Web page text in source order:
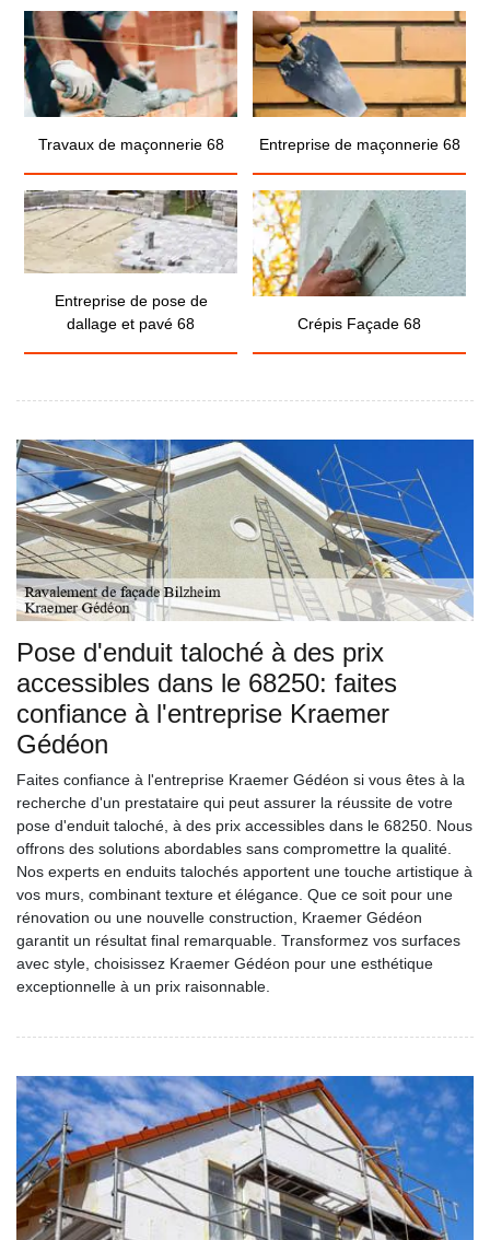
Travaux de maçonnerie 68 Entreprise de maçonnerie 68
Entreprise de pose de
dallage et pavé 68
Crépis Façade 68
Pose d'enduit taloché à des prix
accessibles dans le 68250: faites
confiance à l'entreprise Kraemer
Gédéon
Faites confiance à l'entreprise Kraemer Gédéon si vous êtes à la
recherche d'un prestataire qui peut assurer la réussite de votre
pose d'enduit taloché, à des prix accessibles dans le 68250. Nous
offrons des solutions abordables sans compromettre la qualité.
Nos experts en enduits talochés apportent une touche artistique à
vos murs, combinant texture et élégance. Que ce soit pour une
rénovation ou une nouvelle construction, Kraemer Gédéon
garantit un résultat final remarquable. Transformez vos surfaces
avec style, choisissez Kraemer Gédéon pour une esthétique
exceptionnelle à un prix raisonnable.